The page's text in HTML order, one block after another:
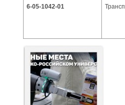
6-05-1042-01